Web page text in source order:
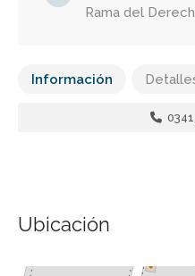
Rama del
Información
Ubicación